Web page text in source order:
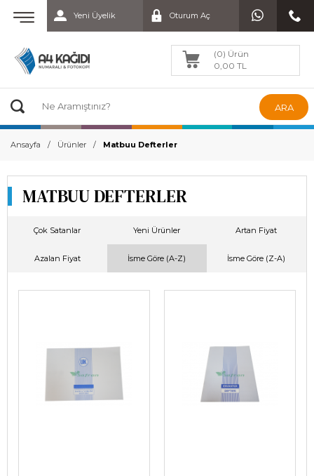
Yeni Üyelik Oturum Aç
(0) Ürün
0,00 TL
ARA
Ansayfa Ürünler Matbuu Defterler
MATBUU DEFTERLER
Çok Satanlar Yeni Ürünler Artan Fiyat
Azalan Fiyat İsme Göre (A-Z) İsme Göre (Z-A)